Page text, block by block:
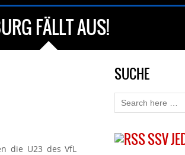
FÄLLT AUS!
die U23 des VfL
SUCHE
SSV